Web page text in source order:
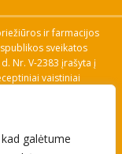
galėtume
ir farmacijos
sveikatos
Nr. V-2383 įrašyta į
vaistiniai
Vaistų ir medicinos
Sveikatos
apie įtariamą